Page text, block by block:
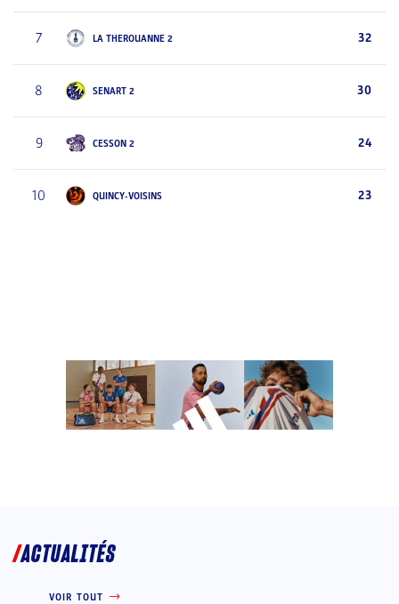
7 LA THEROUANNE 2 32
8 SENART 2 30
9 CESSON 2 24
10 QUINCY-VOISINS 23
ACTUALITÉS
VOIR TOUT